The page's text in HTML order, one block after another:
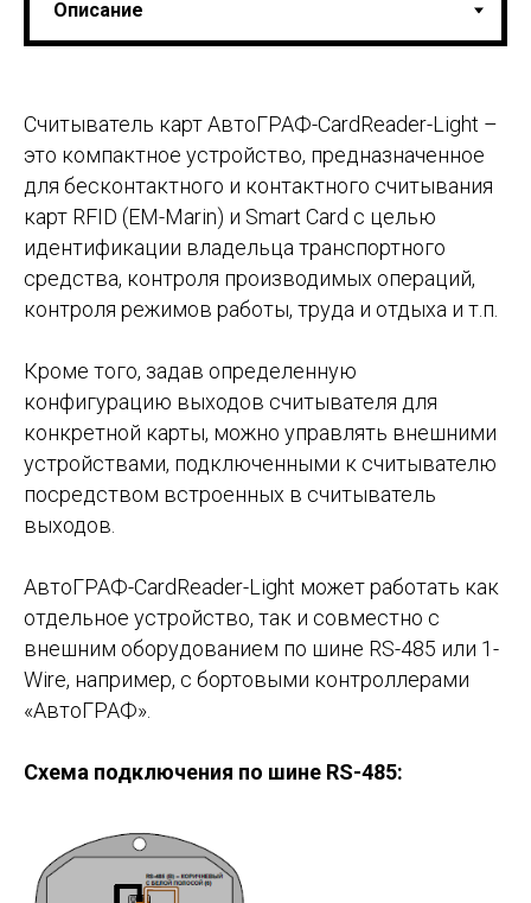
Считыватель карт АвтоГРАФ-CardReader-Light –
это компактное устройство, предназначенное
для бесконтактного и контактного считывания
карт RFID (EM-Marin) и Smart Card с целью
идентификации владельца транспортного
средства, контроля производимых операций,
контроля режимов работы, труда и отдыха и т.п.
Кроме того, задав определенную
конфигурацию выходов считывателя для
конкретной карты, можно управлять внешними
устройствами, подключенными к считывателю
посредством встроенных в считыватель
выходов.
АвтоГРАФ-CardReader-Light может работать как
отдельное устройство, так и совместно с
внешним оборудованием по шине RS-485 или 1-
Wire, например, с бортовыми контроллерами
«АвтоГРАФ».
Схема подключения по шине RS-485: